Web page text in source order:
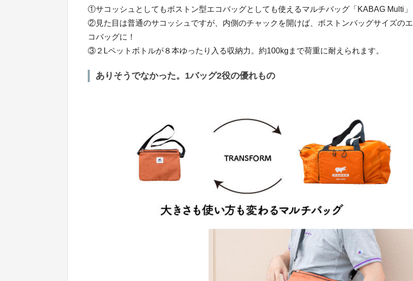
①サコッシュとしてもボストン型エコバッグとしても使えるマルチバッグ「KABAG Multi」
②見た目は普通のサコッシュですが、内側のチャックを開けば、ボストンバッグサイズのエ
コバッグに！
③２Lペットボトルが８本ゆったり入る収納力。約100kgまで荷重に耐えられます。
ありそうでなかった。1バッグ2役の優れもの